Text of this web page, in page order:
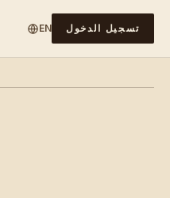
EN تسجيل الدخول